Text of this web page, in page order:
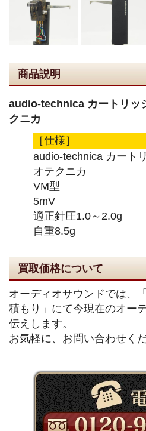
商品説明
audio-technica カートリッ
クニカ
［仕様］
audio-technica カート
オテクニカ
VM型
5mV
適正針圧1.0～2.0g
自重8.5g
買取価格について
オーディオサウンドでは、
積もり」にて今現在のオー
伝えします。
お気軽に、お問い合わせくだ